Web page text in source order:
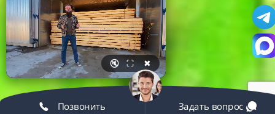
🔇 ⛶ ✖
Позвонить Задать вопрос